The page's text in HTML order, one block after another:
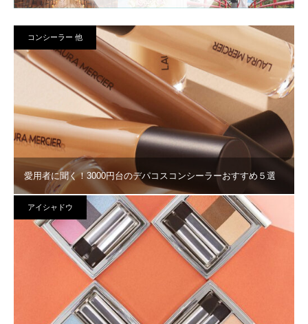
コンシーラー 他
愛用者に聞く！3000円台のデパコスコンシーラーおすすめ５選
アイシャドウ